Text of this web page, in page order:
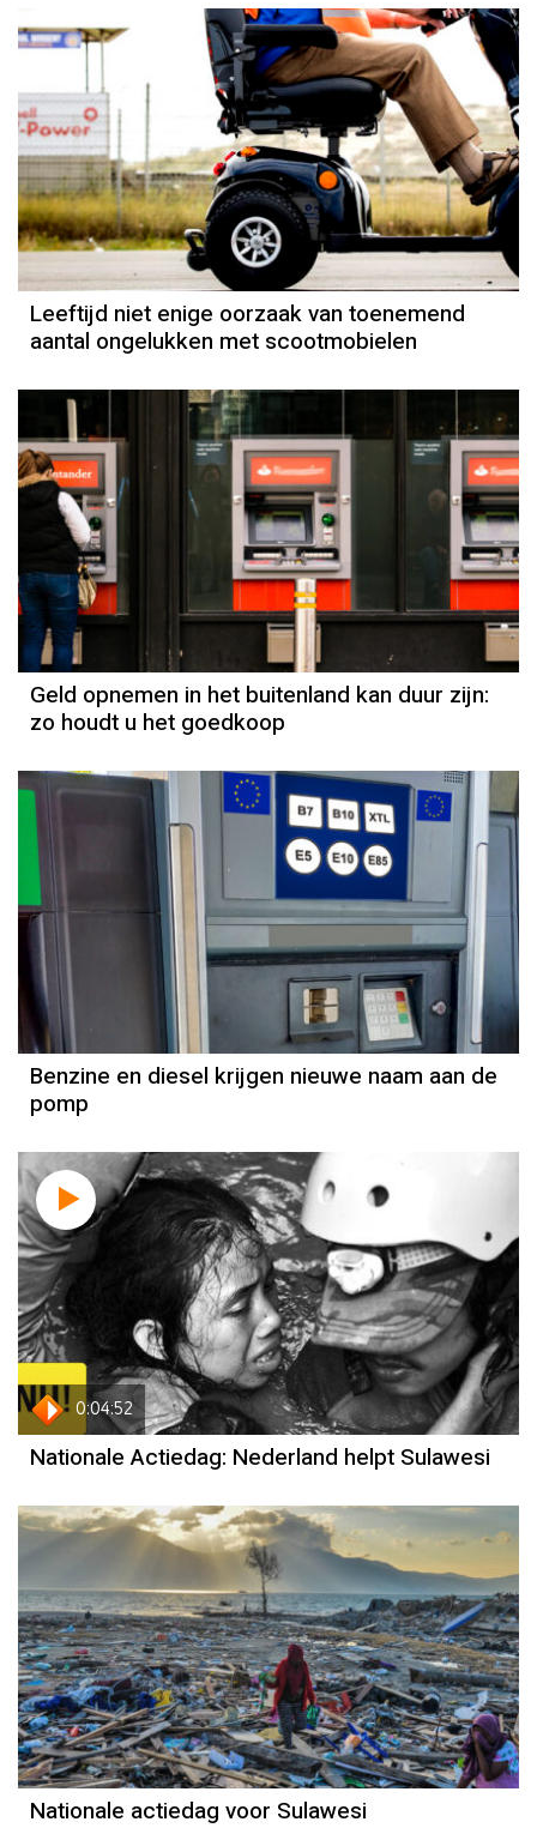
Leeftijd niet enige oorzaak van toenemend
aantal ongelukken met scootmobielen
Geld opnemen in het buitenland kan duur zijn:
zo houdt u het goedkoop
Benzine en diesel krijgen nieuwe naam aan de
pomp
0:04:52
Nationale Actiedag: Nederland helpt Sulawesi
Nationale actiedag voor Sulawesi